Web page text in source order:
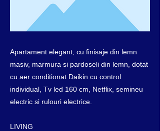
Apartament elegant, cu finisaje din lemn
masiv, marmura si pardoseli din lemn, dotat
cu aer conditionat Daikin cu control
individual, Tv led 160 cm, Netflix, semineu
electric si rulouri electrice.
LIVING